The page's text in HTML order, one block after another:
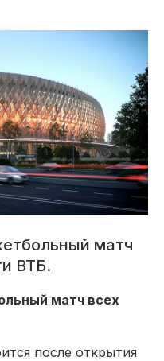
матч
ВТБ.
матч всех
после открытия